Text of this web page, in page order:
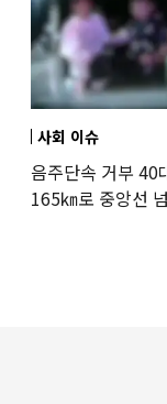
사회 이슈
음주단속 거부 40
165㎞로 중앙선